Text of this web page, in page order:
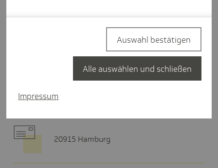
Stargarder Str. 10b
20915 Hamburg
Impressum
Auswahl bestätigen
Alle auswählen und schließen